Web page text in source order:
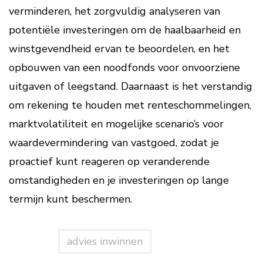
verminderen, het zorgvuldig analyseren van
potentiële investeringen om de haalbaarheid en
winstgevendheid ervan te beoordelen, en het
opbouwen van een noodfonds voor onvoorziene
uitgaven of leegstand. Daarnaast is het verstandig
om rekening te houden met renteschommelingen,
marktvolatiliteit en mogelijke scenario’s voor
waardevermindering van vastgoed, zodat je
proactief kunt reageren op veranderende
omstandigheden en je investeringen op lange
termijn kunt beschermen.
advies inwinnen